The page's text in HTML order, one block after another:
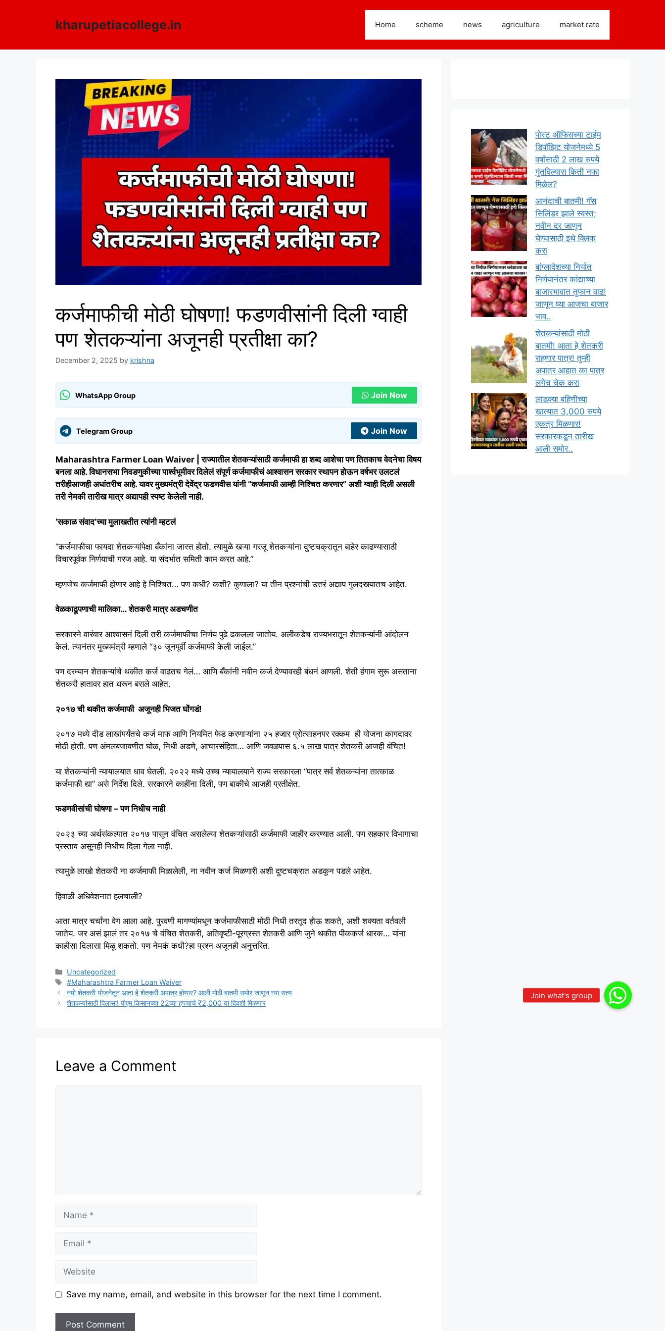
kharupetiacollege.in Home scheme news agriculture market rate
कर्जमाफीची मोठी घोषणा! फडणवीसांनी दिली ग्वाही
पण शेतकऱ्यांना अजूनही प्रतीक्षा का?
December 2, 2025 by krishna
WhatsApp Group Join Now
Telegram Group Join Now
Maharashtra Farmer Loan Waiver | राज्यातील शेतकऱ्यांसाठी कर्जमाफी हा शब्द आशेचा पण तितकाच वेदनेचा विषय
बनला आहे. विधानसभा निवडणुकीच्या पार्श्वभूमीवर दिलेलं संपूर्ण कर्जमाफीचं आश्वासन सरकार स्थापन होऊन वर्षभर उलटलं
तरीहीआजही अधांतरीच आहे. यावर मुख्यमंत्री देवेंद्र फडणवीस यांनी “कर्जमाफी आम्ही निश्चित करणार” अशी ग्वाही दिली असली
तरी नेमकी तारीख मात्र अद्यापही स्पष्ट केलेली नाही.
‘सकाळ संवाद’च्या मुलाखतीत त्यांनी म्हटलं
“कर्जमाफीचा फायदा शेतकऱ्यांपेक्षा बँकांना जास्त होतो. त्यामुळे खऱ्या गरजू शेतकऱ्यांना दुष्टचक्रातून बाहेर काढण्यासाठी
विचारपूर्वक निर्णयाची गरज आहे. या संदर्भात समिती काम करत आहे.”
म्हणजेच कर्जमाफी होणार आहे हे निश्चित… पण कधी? कशी? कुणाला? या तीन प्रश्नांची उत्तरं अद्याप गुलदस्त्यातच आहेत.
वेळकाढूपणाची मालिका… शेतकरी मात्र अडचणीत
सरकारने वारंवार आश्वासनं दिली तरी कर्जमाफीचा निर्णय पुढे ढकलला जातोय. अलीकडेच राज्यभरातून शेतकऱ्यांनी आंदोलन
केलं. त्यानंतर मुख्यमंत्री म्हणाले “३० जूनपूर्वी कर्जमाफी केली जाईल.”
पण दरम्यान शेतकऱ्यांचे थकीत कर्ज वाढतच गेलं… आणि बँकांनी नवीन कर्ज देण्यावरही बंधनं आणली. शेती हंगाम सुरू असताना
शेतकरी हातावर हात धरून बसले आहेत.
२०१७ ची थकीत कर्जमाफी अजूनही भिजत घोंगडं!
२०१७ मध्ये दीड लाखांपर्यंतचे कर्ज माफ आणि नियमित फेड करणाऱ्यांना २५ हजार प्रोत्साहनपर रक्कम ही योजना कागदावर
मोठी होती. पण अंमलबजावणीत घोळ, निधी अडणे, आचारसंहिता… आणि जवळपास ६.५ लाख पात्र शेतकरी आजही वंचित!
या शेतकऱ्यांनी न्यायालयात धाव घेतली. २०२२ मध्ये उच्च न्यायालयाने राज्य सरकारला “पात्र सर्व शेतकऱ्यांना तात्काळ
कर्जमाफी द्या” असे निर्देश दिले. सरकारने काहींना दिली, पण बाकीचे आजही प्रतीक्षेत.
फडणवीसांची घोषणा – पण निधीच नाही
२०२३ च्या अर्थसंकल्पात २०१७ पासून वंचित असलेल्या शेतकऱ्यांसाठी कर्जमाफी जाहीर करण्यात आली. पण सहकार विभागाचा
प्रस्ताव असूनही निधीच दिला गेला नाही.
त्यामुळे लाखो शेतकरी ना कर्जमाफी मिळालेली, ना नवीन कर्ज मिळणारी अशी दुष्टचक्रात अडकून पडले आहेत.
हिवाळी अधिवेशनात हलचाली?
आता मात्र चर्चांना वेग आला आहे. पुरवणी मागण्यांमधून कर्जमाफीसाठी मोठी निधी तरतूद होऊ शकते, अशी शक्यता वर्तवली
जातेय. जर असं झालं तर २०१७ चे वंचित शेतकरी, अतिवृष्टी-पूरग्रस्त शेतकरी आणि जुने थकीत पीककर्ज धारक… यांना
काहीसा दिलासा मिळू शकतो. पण नेमकं कधी?हा प्रश्न अजूनही अनुत्तरित.
Categories
Uncategorized
Tags
#Maharashtra Farmer Loan Waiver
नमो शेतकरी योजनेतून आता हे शेतकरी अपात्र होणार? आली मोठी बातमी समोर जाणून घ्या सत्य
शेतकऱ्यांसाठी दिलासा! पीएम किसानच्या 22व्या हप्त्याचे ₹2,000 या दिवशी मिळणार
Leave a Comment
Save my name, email, and website in this browser for the next time I comment.
पोस्ट ऑफिसच्या टाईम
डिपॉझिट योजनेमध्ये 5
वर्षांसाठी 2 लाख रुपये
गुंतविल्यास किती नफा
मिळेल?
आनंदाची बातमी! गॅस
सिलिंडर झाले स्वस्त;
नवीन दर जाणून
घेण्यासाठी इथे क्लिक
करा
बांग्लादेशच्या निर्यात
निर्णयानंतर कांद्याच्या
बाजारभावात तुफान वाढ!
जाणून घ्या आजचा बाजार
भाव..
शेतकऱ्यांसाठी मोठी
बातमी! आता हे शेतकरी
राहणार पात्र! तुम्ही
अपात्र आहात का पात्र
लगेच चेक करा
लाडक्या बहिणीच्या
खात्यात 3,000 रुपये
एकत्र मिळणार!
सरकारकडून तारीख
आली समोर..